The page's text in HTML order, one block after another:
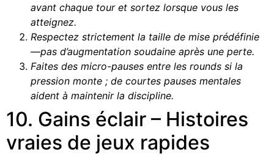
avant chaque tour et sortez lorsque vous les
atteignez.
Respectez strictement la taille de mise prédéfinie
—pas d’augmentation soudaine après une perte.
Faites des micro-pauses entre les rounds si la
pression monte ; de courtes pauses mentales
aident à maintenir la discipline.
10. Gains éclair – Histoires
vraies de jeux rapides